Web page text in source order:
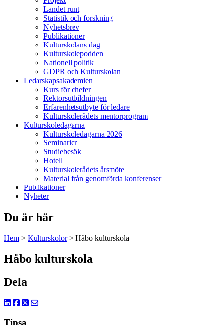
Landet runt
Statistik och forskning
Nyhetsbrev
Publikationer
Kulturskolans dag
Kulturskolepodden
Nationell politik
GDPR och Kulturskolan
Ledarskapsakademien
Kurs för chefer
Rektorsutbildningen
Erfarenhetsutbyte för ledare
Kulturskolerådets mentorprogram
Kulturskoledagarna
Kulturskoledagarna 2026
Seminarier
Studiebesök
Hotell
Kulturskolerådets årsmöte
Material från genomförda konferenser
Publikationer
Nyheter
Du är här
Hem > Kulturskolor> Håbo kulturskola
Håbo kulturskola
Dela
Tipsa